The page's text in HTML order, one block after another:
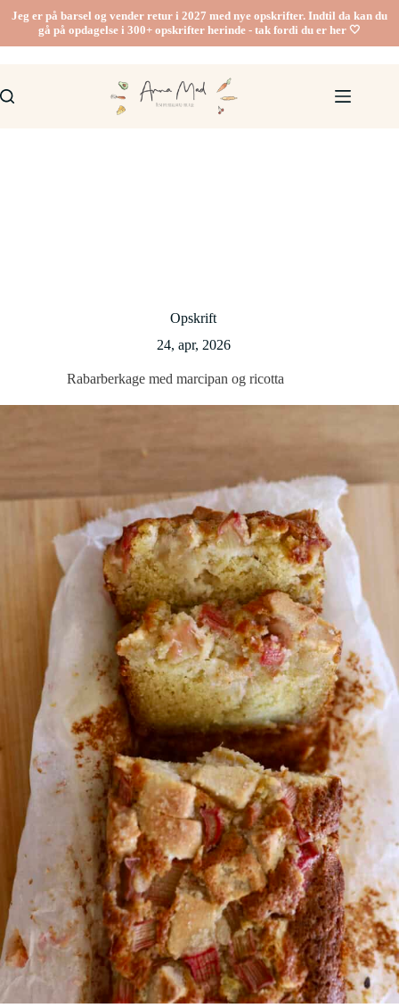
indhold
Jeg er på barsel og vender retur i 2027 med nye opskrifter. Indtil da kan du
gå på opdagelse i 300+ opskrifter herinde - tak fordi du er her 🤍
Opskrift
24, apr, 2026
Rabarberkage med marcipan og ricotta